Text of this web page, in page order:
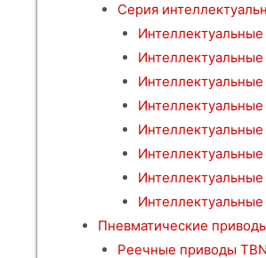
Серия
Пневматические
Реечные приводы